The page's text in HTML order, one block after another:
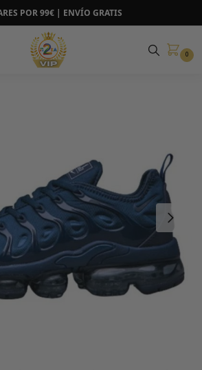
POR 99€ | ENVÍO GRATIS
0